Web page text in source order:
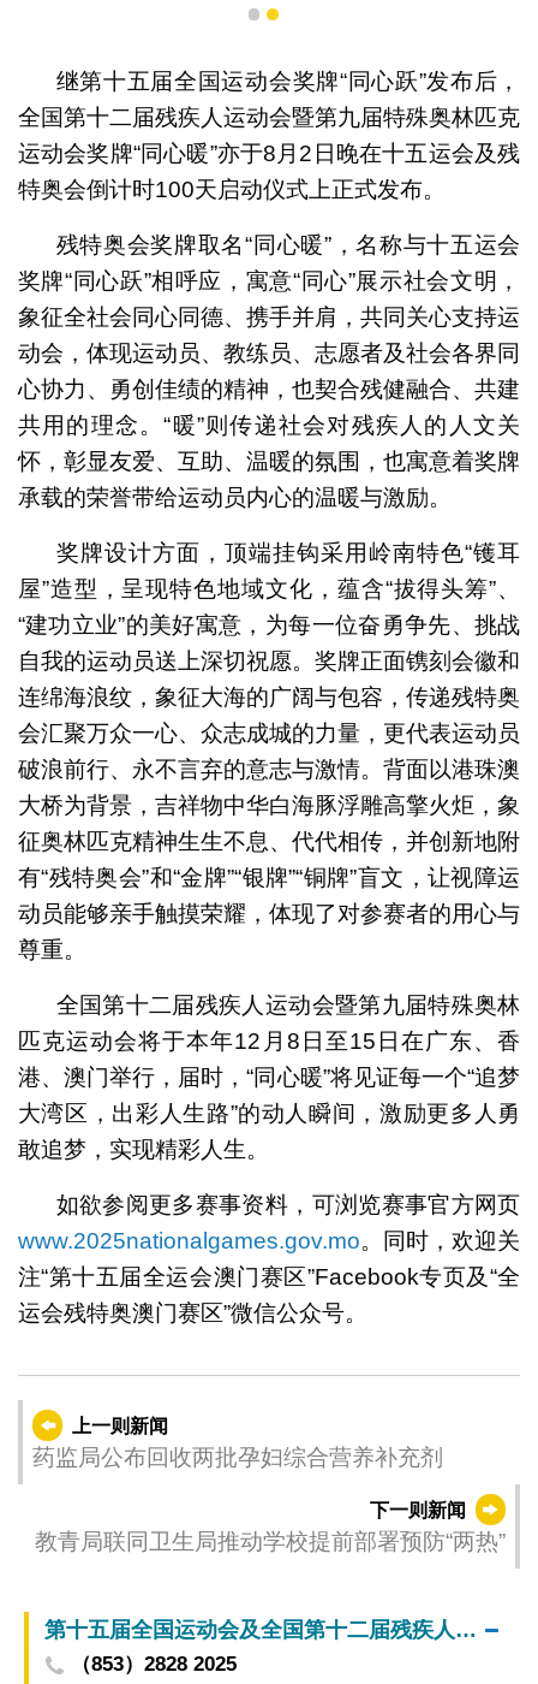
1 2
继第十五届全国运动会奖牌“同心跃”发布后，
全国第十二届残疾人运动会暨第九届特殊奥林匹克
运动会奖牌“同心暖”亦于8月2日晚在十五运会及残
特奥会倒计时100天启动仪式上正式发布。
残特奥会奖牌取名“同心暖”，名称与十五运会
奖牌“同心跃”相呼应，寓意“同心”展示社会文明，
象征全社会同心同德、携手并肩，共同关心支持运
动会，体现运动员、教练员、志愿者及社会各界同
心协力、勇创佳绩的精神，也契合残健融合、共建
共用的理念。“暖”则传递社会对残疾人的人文关
怀，彰显友爱、互助、温暖的氛围，也寓意着奖牌
承载的荣誉带给运动员内心的温暖与激励。
奖牌设计方面，顶端挂钩采用岭南特色“镬耳
屋”造型，呈现特色地域文化，蕴含“拔得头筹”、
“建功立业”的美好寓意，为每一位奋勇争先、挑战
自我的运动员送上深切祝愿。奖牌正面镌刻会徽和
连绵海浪纹，象征大海的广阔与包容，传递残特奥
会汇聚万众一心、众志成城的力量，更代表运动员
破浪前行、永不言弃的意志与激情。背面以港珠澳
大桥为背景，吉祥物中华白海豚浮雕高擎火炬，象
征奥林匹克精神生生不息、代代相传，并创新地附
有“残特奥会”和“金牌”“银牌”“铜牌”盲文，让视障运
动员能够亲手触摸荣耀，体现了对参赛者的用心与
尊重。
全国第十二届残疾人运动会暨第九届特殊奥林
匹克运动会将于本年12月8日至15日在广东、香
港、澳门举行，届时，“同心暖”将见证每一个“追梦
大湾区，出彩人生路”的动人瞬间，激励更多人勇
敢追梦，实现精彩人生。
如欲参阅更多赛事资料，可浏览赛事官方网页
www.2025nationalgames.gov.mo。同时，欢迎关
注“第十五届全运会澳门赛区”Facebook专页及“全
运会残特奥澳门赛区”微信公众号。
上一则新闻
药监局公布回收两批孕妇综合营养补充剂
下一则新闻
教青局联同卫生局推动学校提前部署预防“两热”
第十五届全国运动会及全国第十二届残疾人运动会暨第九届特殊奥林匹克运动会澳门赛区筹备办公室
（853）2828 2025